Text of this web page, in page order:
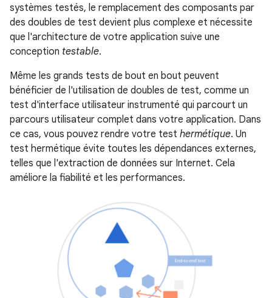
systèmes testés, le remplacement des composants par
des doubles de test devient plus complexe et nécessite
que l'architecture de votre application suive une
conception testable.
Même les grands tests de bout en bout peuvent
bénéficier de l'utilisation de doubles de test, comme un
test d'interface utilisateur instrumenté qui parcourt un
parcours utilisateur complet dans votre application. Dans
ce cas, vous pouvez rendre votre test hermétique. Un
test hermétique évite toutes les dépendances externes,
telles que l'extraction de données sur Internet. Cela
améliore la fiabilité et les performances.